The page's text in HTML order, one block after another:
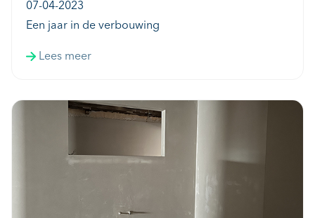
07-04-2023
Een jaar in de verbouwing
Lees meer